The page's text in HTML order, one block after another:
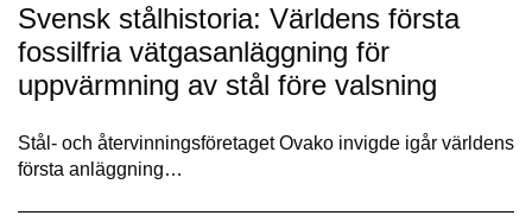
Svensk stålhistoria: Världens första
fossilfria vätgasanläggning för
uppvärmning av stål före valsning
Stål- och återvinningsföretaget Ovako invigde igår världens
första anläggning…